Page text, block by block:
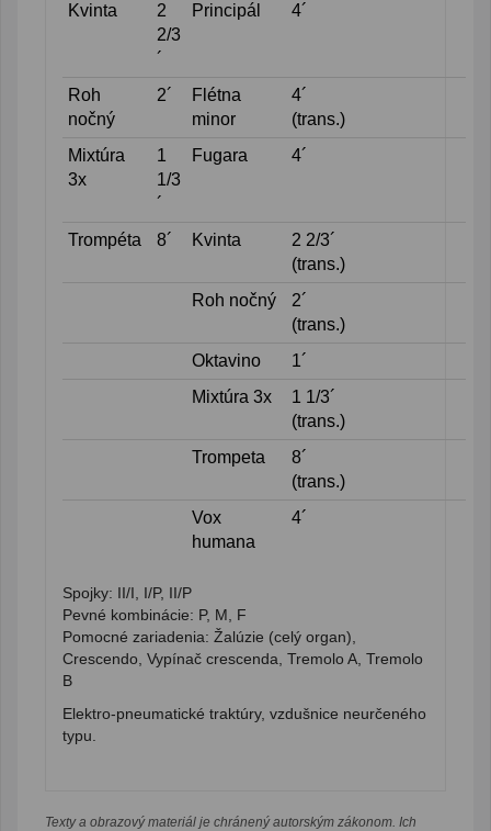
Kvinta
2
2/3
´
Principál 4´
Roh
nočný
2´
Flétna
minor
4´
(trans.)
Mixtúra
3x
1
1/3
´
Fugara 4´
Trompéta 8´ Kvinta
2 2/3´
(trans.)
Roh nočný
2´
(trans.)
Oktavino
1´
Mixtúra 3x
1 1/3´
(trans.)
Trompeta
8´
(trans.)
Vox
humana
4´
Spojky: II/I, I/P, II/P
Pevné kombinácie: P, M, F
Pomocné zariadenia: Žalúzie (celý organ),
Crescendo, Vypínač crescenda, Tremolo A, Tremolo
B
Elektro-pneumatické traktúry, vzdušnice neurčeného
typu.
Texty a obrazový materiál je chránený autorským zákonom. Ich